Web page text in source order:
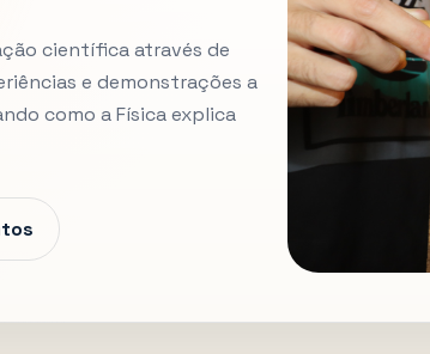
científica através de
e demonstrações a
como a Física explica